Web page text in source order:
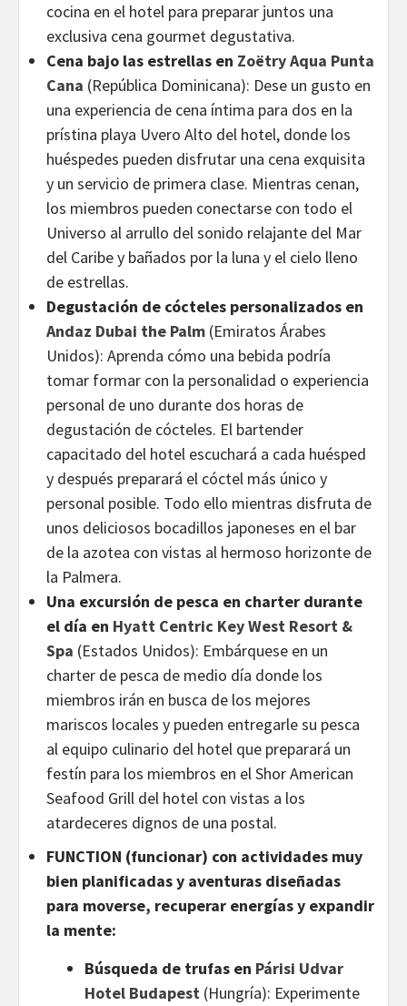
cocina en el hotel para preparar juntos una
exclusiva cena gourmet degustativa.
Cena bajo las estrellas en Zoëtry Aqua Punta
Cana (República Dominicana): Dese un gusto en
una experiencia de cena íntima para dos en la
prístina playa Uvero Alto del hotel, donde los
huéspedes pueden disfrutar una cena exquisita
y un servicio de primera clase. Mientras cenan,
los miembros pueden conectarse con todo el
Universo al arrullo del sonido relajante del Mar
del Caribe y bañados por la luna y el cielo lleno
de estrellas.
Degustación de cócteles personalizados en
Andaz Dubai the Palm (Emiratos Árabes
Unidos): Aprenda cómo una bebida podría
tomar formar con la personalidad o experiencia
personal de uno durante dos horas de
degustación de cócteles. El bartender
capacitado del hotel escuchará a cada huésped
y después preparará el cóctel más único y
personal posible. Todo ello mientras disfruta de
unos deliciosos bocadillos japoneses en el bar
de la azotea con vistas al hermoso horizonte de
la Palmera.
Una excursión de pesca en charter durante
el día en Hyatt Centric Key West Resort &
Spa (Estados Unidos): Embárquese en un
charter de pesca de medio día donde los
miembros irán en busca de los mejores
mariscos locales y pueden entregarle su pesca
al equipo culinario del hotel que preparará un
festín para los miembros en el Shor American
Seafood Grill del hotel con vistas a los
atardeceres dignos de una postal.
FUNCTION (funcionar) con actividades muy
bien planificadas y aventuras diseñadas
para moverse, recuperar energías y expandir
la mente:
Búsqueda de trufas en Párisi Udvar
Hotel Budapest (Hungría): Experimente